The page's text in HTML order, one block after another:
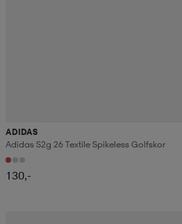
ADIDAS
Adidas S2g 26 Textile Spikeless Golfskor
130,-